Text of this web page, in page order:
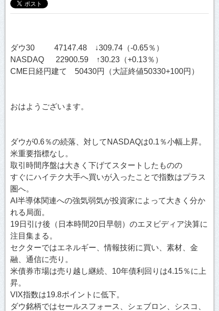
ダウ30 47147.48 ↓309.74（-0.65％）
NASDAQ 22900.59 ↑30.23（+0.13％）
CME日経円建て 50430円（大証終値50330+100円）
おはようございます。
ダウが0.6％の続落、対してNASDAQは0.1％小幅上昇。
米重要指標なし。
取引時間序盤は大きく下げてスタートしたものの
すぐにハイテク大手へ買いが入ったことで指数はプラス
圏へ。
AI半導体関連への強気弱気が投資家によって大きく分か
れる局面。
19日引け後（日本時間20日早朝）のエヌビディア決算に
注目集まる。
セクターではエネルギー、情報技術に買い、素材、金
融、通信に売り。
米債券市場は売り越し継続、10年債利回りは4.15％に上
昇。
VIX指数は19.8ポイントに低下。
ダウ銘柄ではセールスフォース、シェブロン、シスコ、